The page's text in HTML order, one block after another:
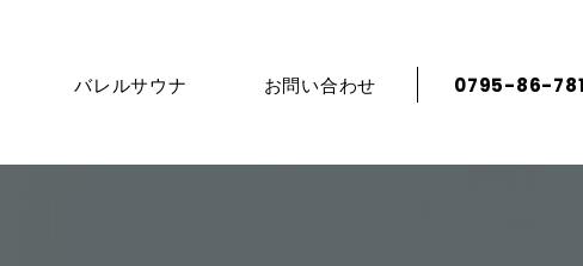
バレルサウナ お問い合わせ 0795-86-